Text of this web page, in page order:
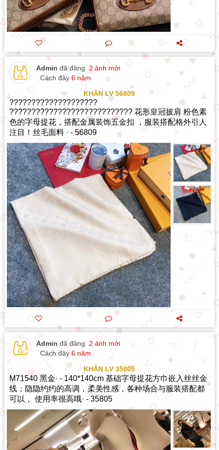
Admin đã đăng 2 ảnh mới
Cách đây 6 năm
KHĂN LV 56809
????????????????????
???????????????????????????? 花形皇冠披肩 粉色素
色的字母提花，搭配金属装饰五金扣 ，服装搭配格外引人
注目！丝毛面料 · - 56809
Admin đã đăng 2 ảnh mới
Cách đây 6 năm
KHĂN LV 35805
M71540 黑金· - 140*140cm 基础字母提花方巾嵌入丝丝金
线；隐隐约约的高调，柔美性感，各种场合与服装搭配都
可以， 使用率很高哦· - 35805